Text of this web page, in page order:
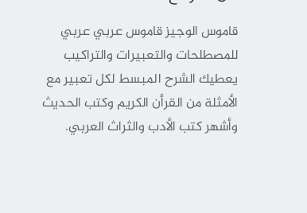
قاموس الوجيز قاموس عربي عربي
للمصطلحات والتعبيرات والتراكيب
يعطيك الشرح المبسط لكل تعبير مع
الأمثلة من القرأن الكريم وكتب الحديث
وأشهر كتب الأدب والثراث العربي.